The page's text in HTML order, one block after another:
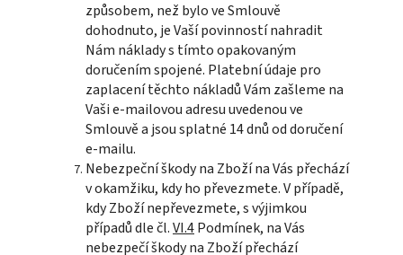
způsobem, než bylo ve Smlouvě
dohodnuto, je Vaší povinností nahradit
Nám náklady s tímto opakovaným
doručením spojené. Platební údaje pro
zaplacení těchto nákladů Vám zašleme na
Vaši e-mailovou adresu uvedenou ve
Smlouvě a jsou splatné 14 dnů od doručení
e-mailu.
Nebezpeční škody na Zboží na Vás přechází
v okamžiku, kdy ho převezmete. V případě,
kdy Zboží nepřevezmete, s výjimkou
případů dle čl.VI.4Podmínek, na Vás
nebezpečí škody na Zboží přechází